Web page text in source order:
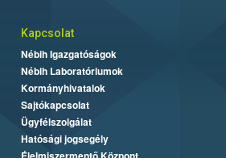
Kapcsolat
Nébih Igazgatóságok
Nébih Laboratóriumok
Kormányhivatalok
Sajtókapcsolat
Ügyfélszolgálat
Hatósági jogsegély